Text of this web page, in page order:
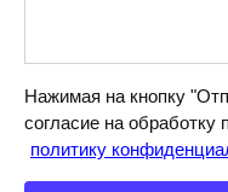
Нажимая на кнопку
согласие на
политику